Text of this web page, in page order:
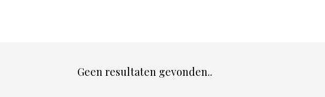
Geen resultaten gevonden..